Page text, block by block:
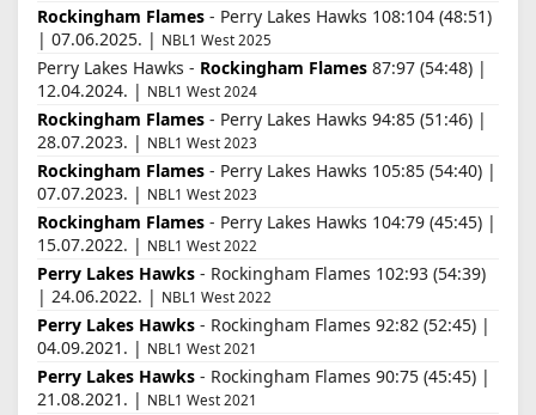
Rockingham Flames - Perry Lakes Hawks 108:104 (48:51)
| 07.06.2025. | NBL1 West 2025
Perry Lakes Hawks - Rockingham Flames 87:97 (54:48) |
12.04.2024. | NBL1 West 2024
Rockingham Flames - Perry Lakes Hawks 94:85 (51:46) |
28.07.2023. | NBL1 West 2023
Rockingham Flames - Perry Lakes Hawks 105:85 (54:40) |
07.07.2023. | NBL1 West 2023
Rockingham Flames - Perry Lakes Hawks 104:79 (45:45) |
15.07.2022. | NBL1 West 2022
Perry Lakes Hawks - Rockingham Flames 102:93 (54:39)
| 24.06.2022. | NBL1 West 2022
Perry Lakes Hawks - Rockingham Flames 92:82 (52:45) |
04.09.2021. | NBL1 West 2021
Perry Lakes Hawks - Rockingham Flames 90:75 (45:45) |
21.08.2021. | NBL1 West 2021